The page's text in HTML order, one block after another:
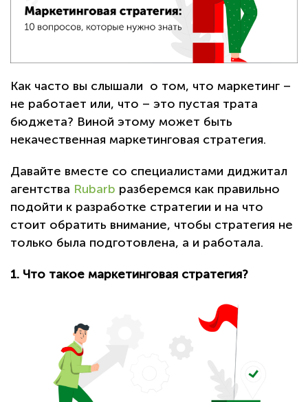
Как часто вы слышали о том, что маркетинг –
не работает или, что – это пустая трата
бюджета? Виной этому может быть
некачественная маркетинговая стратегия.
Давайте вместе со специалистами диджитал
агентства Rubarb разберемся как правильно
подойти к разработке стратегии и на что
стоит обратить внимание, чтобы стратегия не
только была подготовлена, а и работала.
1. Что такое маркетинговая стратегия?